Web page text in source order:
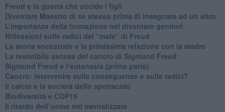
​Freud e la guerra che uccide i figli
​Diventare Maestro di se stesso prima di insegnare ad un altro
L’importanza della formazione nel diventare genitori
Riflessioni sulle radici del “male” di Freud
​La storia ancestrale e la primissima relazione con la madre
​La resistibile ascesa del cancro di Sigmund Freud
Sigmund Freud e l’eutanasia (prima parte)
Cancro: intervenire sulle conseguenze o sulle radici?
​Il calcio e la società dello spettacolo
Biodiversità e COP15
​Il ritardo dell’uomo nel mentalizzare